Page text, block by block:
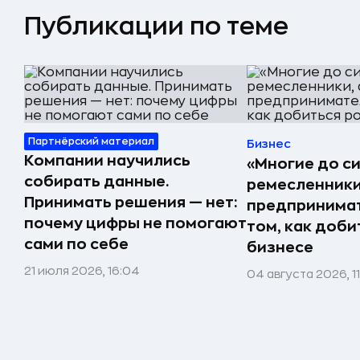
Публикации по теме
Партнёрский материал
Компании научились
собирать данные.
Принимать решения — нет:
почему цифры не помогают
сами по себе
21 июля 2026, 16:04
Бизнес
«Многие до
том, как
бизнесе
04 августа 2026,